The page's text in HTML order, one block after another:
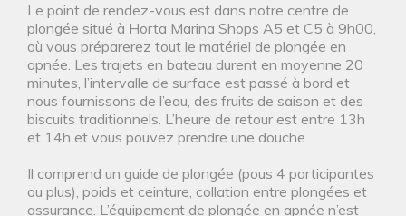
Le point de rendez-vous est dans notre centre de
plongée situé à Horta Marina Shops A5 et C5 à 9h00,
où vous préparerez tout le matériel de plongée en
apnée. Les trajets en bateau durent en moyenne 20
minutes, l’intervalle de surface est passé à bord et
nous fournissons de l’eau, des fruits de saison et des
biscuits traditionnels. L’heure de retour est entre 13h
et 14h et vous pouvez prendre une douche.
Il comprend un guide de plongée (pous 4 participantes
ou plus), poids et ceinture, collation entre plongées et
assurance. L’équipement de plongée en apnée n’est